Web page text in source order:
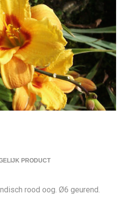
PRODUCT
rood oog. Ø6 geurend.